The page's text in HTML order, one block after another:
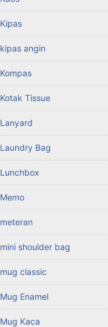
Kipas
kipas angin
Kompas
Kotak Tissue
Lanyard
Laundry Bag
Lunchbox
Memo
meteran
mini shoulder bag
mug classic
Mug Enamel
Mug Kaca